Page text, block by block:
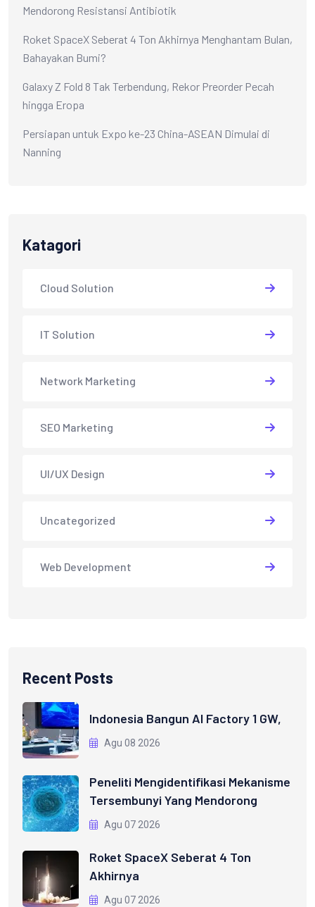
Mendorong Resistansi Antibiotik
Roket SpaceX Seberat 4 Ton Akhirnya Menghantam Bulan,
Bahayakan Bumi?
Galaxy Z Fold 8 Tak Terbendung, Rekor Preorder Pecah
hingga Eropa
Persiapan untuk Expo ke-23 China-ASEAN Dimulai di
Nanning
Katagori
Cloud Solution
IT Solution
Network Marketing
SEO Marketing
UI/UX Design
Uncategorized
Web Development
Recent Posts
Indonesia Bangun AI Factory 1 GW,
Agu 08 2026
Peneliti Mengidentifikasi Mekanisme
Tersembunyi Yang Mendorong
Agu 07 2026
Roket SpaceX Seberat 4 Ton
Akhirnya
Agu 07 2026